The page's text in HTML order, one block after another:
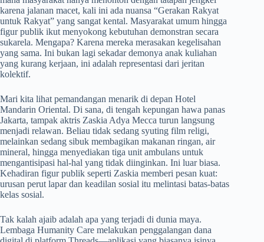
karena jalanan macet, kali ini ada nuansa “Gerakan Rakyat
untuk Rakyat” yang sangat kental. Masyarakat umum hingga
figur publik ikut menyokong kebutuhan demonstran secara
sukarela. Mengapa? Karena mereka merasakan kegelisahan
yang sama. Ini bukan lagi sekadar demonya anak kuliahan
yang kurang kerjaan, ini adalah representasi dari jeritan
kolektif.
Mari kita lihat pemandangan menarik di depan Hotel
Mandarin Oriental. Di sana, di tengah kepungan hawa panas
Jakarta, tampak aktris Zaskia Adya Mecca turun langsung
menjadi relawan. Beliau tidak sedang syuting film religi,
melainkan sedang sibuk membagikan makanan ringan, air
mineral, hingga menyediakan tiga unit ambulans untuk
mengantisipasi hal-hal yang tidak diinginkan. Ini luar biasa.
Kehadiran figur publik seperti Zaskia memberi pesan kuat:
urusan perut lapar dan keadilan sosial itu melintasi batas-batas
kelas sosial.
Tak kalah ajaib adalah apa yang terjadi di dunia maya.
Lembaga Humanity Care melakukan penggalangan dana